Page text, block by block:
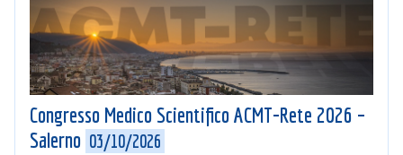
Congresso Medico Scientifico ACMT-Rete 2026 –
Salerno 03/10/2026